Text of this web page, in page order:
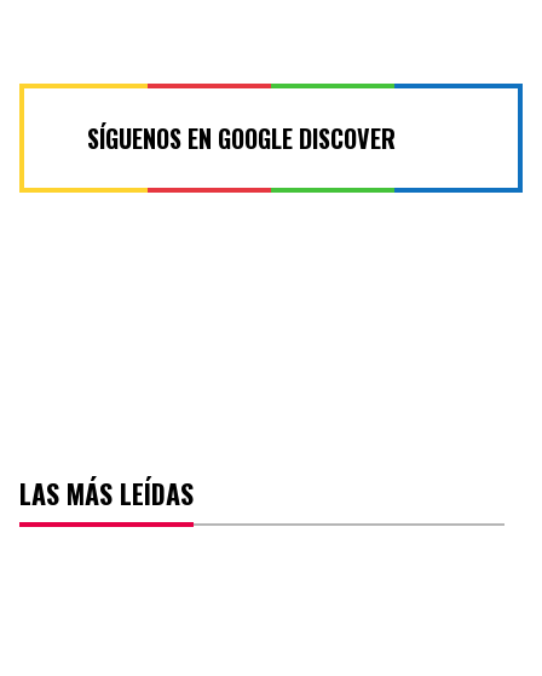
SÍGUENOS EN GOOGLE DISCOVER
LAS MÁS LEÍDAS